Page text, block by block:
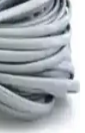
VR400
modellerinin